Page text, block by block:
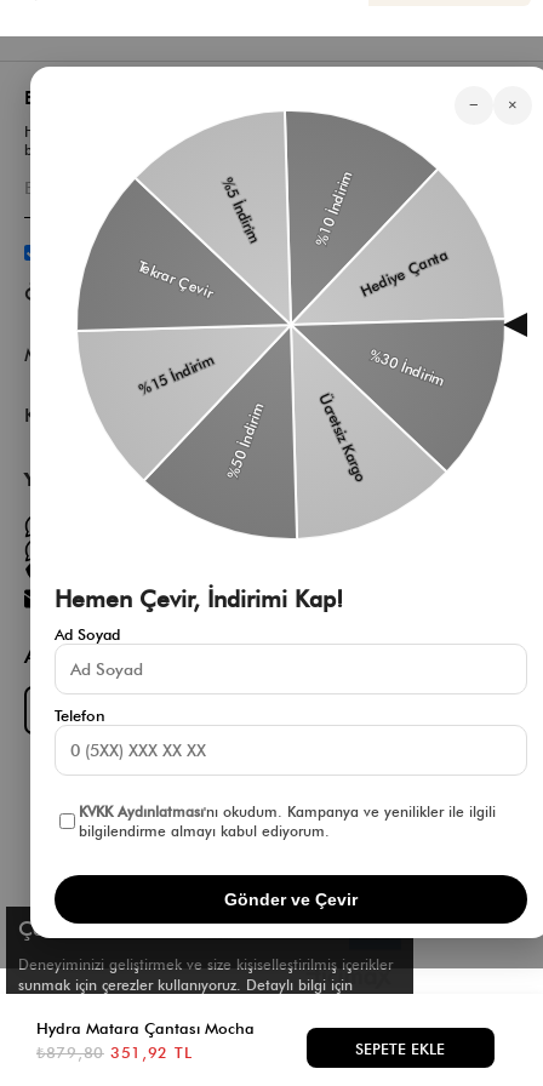
Bizden Haberler
Haberlerimiz, özel tekliflerimiz ve favori stillerimiz hakkında ilk siz
bilgi sahibi olun
Üyelik koşullarını ve kişisel verilerimin
korunmasını kabul
ediyorum.
Öne Çıkan Kategorilerimiz
Müşteri Hizmetleri
Kurumsal
Yardıma mı ihtiyacın var?
Müşteri Hizmetleri WhatsApp Hattı
[email protected]
App Fırsatlarını Kaçırma
App Store
Çerez Kullanımı
Deneyiminizi geliştirmek ve size kişiselleştirilmiş içerikler
sunmak için çerezler kullanıyoruz. Detaylı bilgi için
− ×
Hemen Çevir, İndirimi Kap!
Ad Soyad
Telefon
KVKK Aydınlatması'nı okudum. Kampanya ve yenilikler ile ilgili
bilgilendirme almayı kabul ediyorum.
Gönder ve Çevir
Hydra Matara Çantası Mocha
₺879,80 351,92 TL